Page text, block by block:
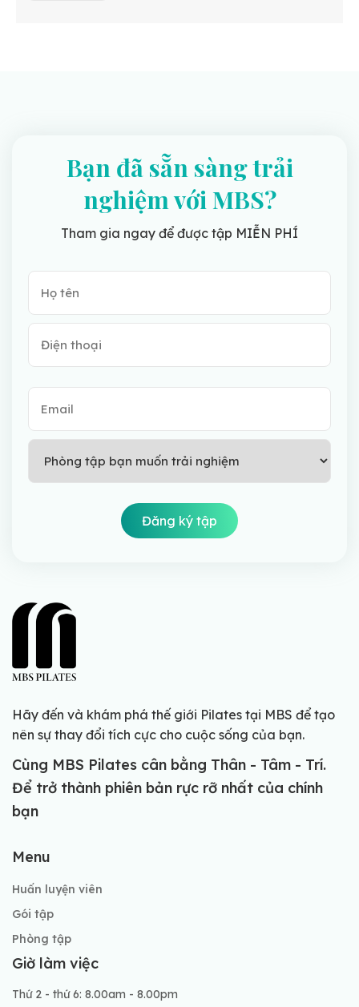
Bạn đã sẵn sàng trải
nghiệm với MBS?
Tham gia ngay để được tập MIỄN PHÍ
Hãy đến và khám phá thế giới Pilates tại MBS để tạo
nên sự thay đổi tích cực cho cuộc sống của bạn.
Cùng MBS Pilates cân bằng Thân - Tâm - Trí.
Để trở thành phiên bản rực rỡ nhất của chính
bạn
Menu
Huấn luyện viên
Gói tập
Phòng tập
Giờ làm việc
Thứ 2 - thứ 6: 8.00am - 8.00pm